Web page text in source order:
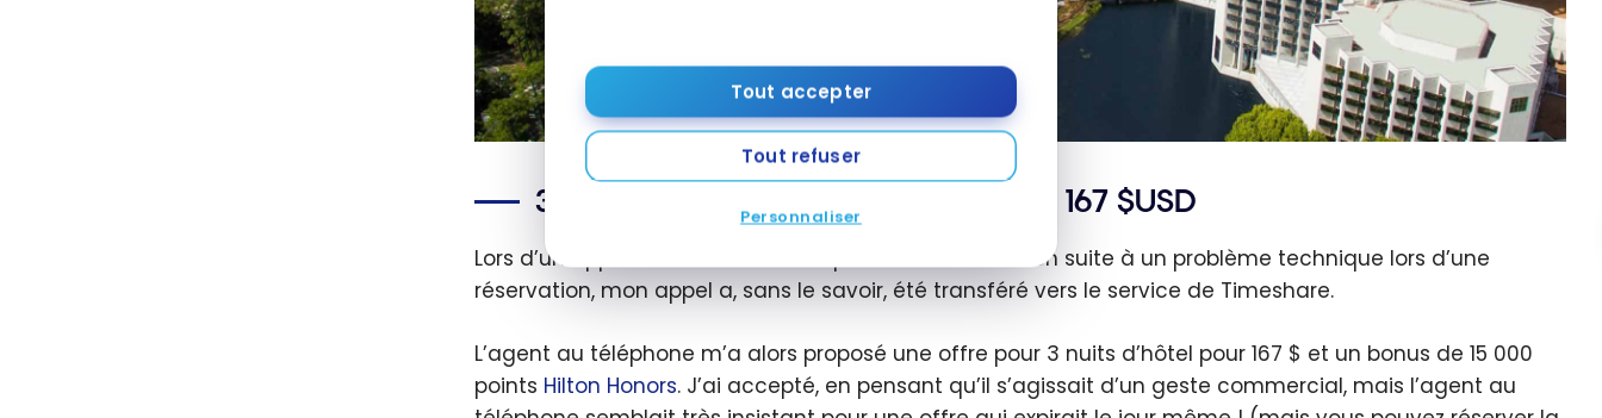
Tout accepter
Tout refuser
Personnaliser
3 nuits dans un hôtel 4 étoiles pour 167 $USD
Lors d’un appel avec Hilton Honors pour une réclamation suite à un problème technique lors d’une
réservation, mon appel a, sans le savoir, été transféré vers le service de Timeshare.
L’agent au téléphone m’a alors proposé une offre pour 3 nuits d’hôtel pour 167 $ et un bonus de 15 000
points Hilton Honors. J’ai accepté, en pensant qu’il s’agissait d’un geste commercial, mais l’agent au